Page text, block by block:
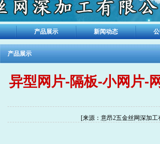
产品展示 新闻动态
产品展示
异型网片-隔板-小网片
[来源：意昂2五金丝网深加